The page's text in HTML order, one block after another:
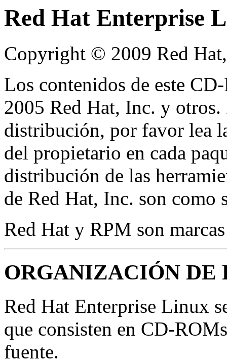
Red Hat Enterprise
Copyright © 2009 Red
Los contenidos de este
2005 Red Hat, Inc. y
distribución, por favor lea
del propietario en cada
distribución de las
de Red Hat, Inc. son como
Red Hat y RPM son
ORGANIZACIÓN DE
Red Hat Enterprise Linux
que consisten en CD-
fuente.